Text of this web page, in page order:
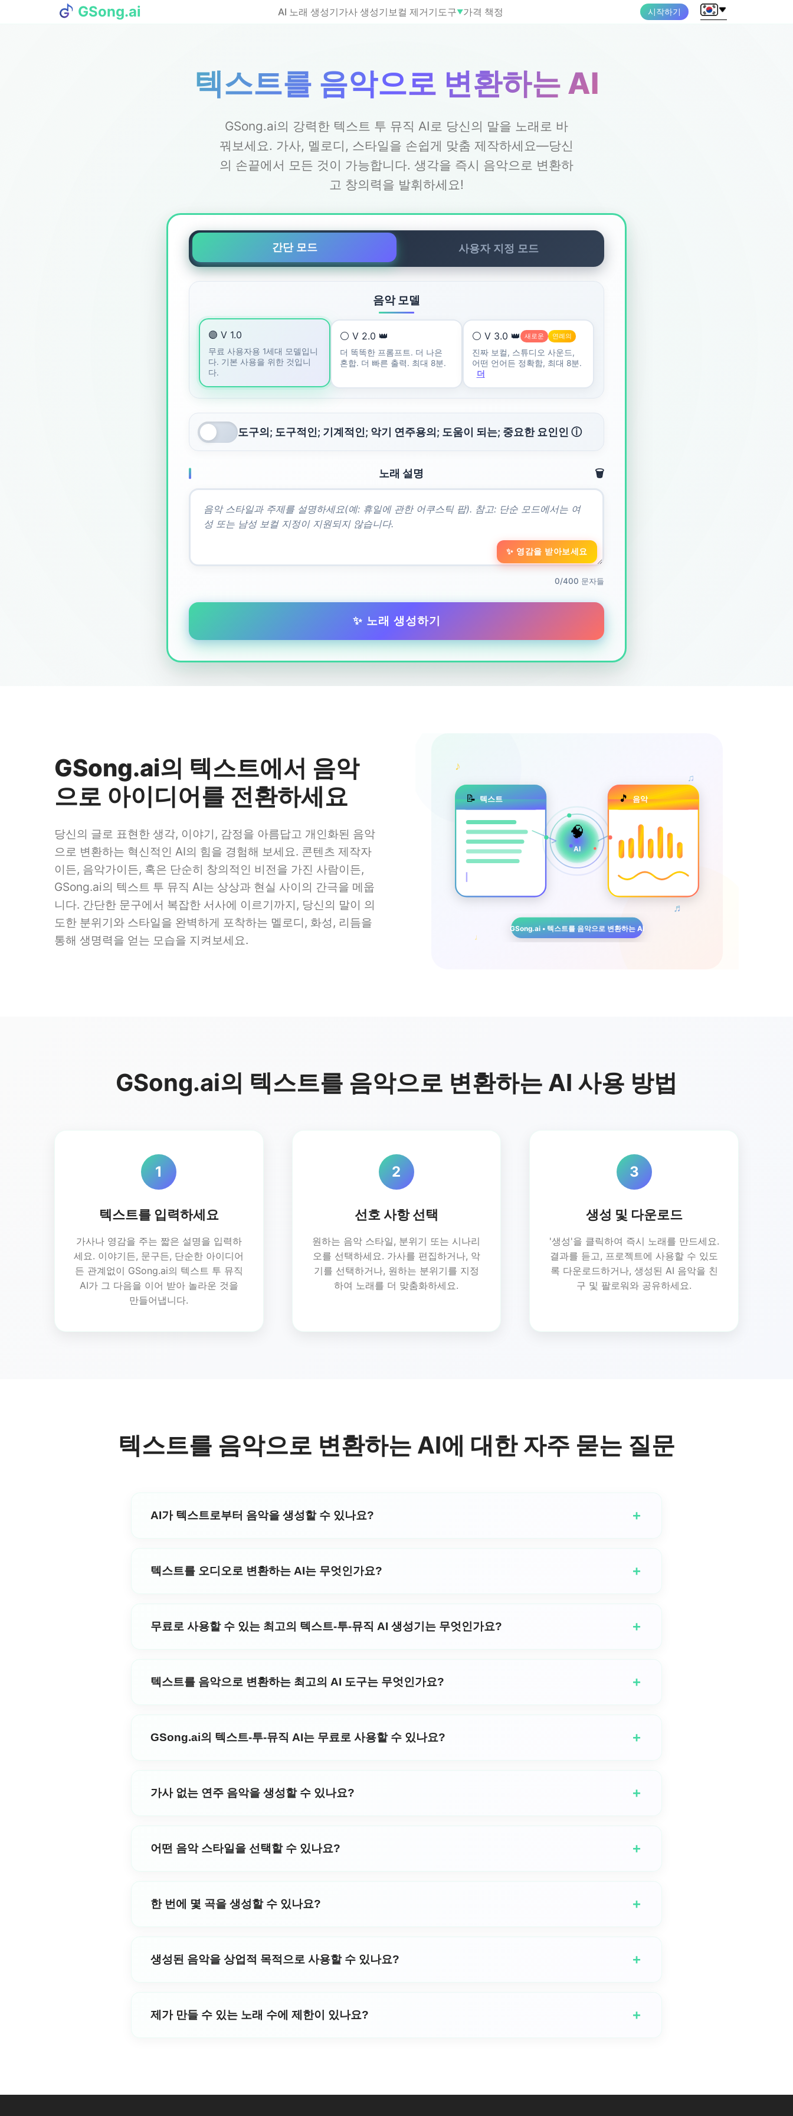
GSong.ai AI 노래 생성기가사 생성기 보컬 제거기 도구▼가격 책정 시작하기
텍스트를 음악으로 변환하는 AI
GSong.ai의 강력한 텍스트 투 뮤직 AI로 당신의 말을 노래로 바
꿔보세요. 가사, 멜로디, 스타일을 손쉽게 맞춤 제작하세요—당신
의 손끝에서 모든 것이 가능합니다. 생각을 즉시 음악으로 변환하
고 창의력을 발휘하세요!
간단 모드 사용자 지정 모드
음악 모델
🟣 V 1.0
무료 사용자용 1세대 모델입니
다. 기본 사용을 위한 것입니
다.
⚪ V 2.0 👑
더 똑똑한 프롬프트. 더 나은
혼합. 더 빠른 출력. 최대 8분.
⚪ V 3.0 👑 새로운 연례의
진짜 보컬, 스튜디오 사운드,
어떤 언어든 정확함, 최대 8분.
더
도구의; 도구적인; 기계적인; 악기 연주용의; 도움이 되는; 중요한 요인인 ⓘ
노래 설명 🗑️
✨ 영감을 받아보세요
0/400 문자들
✨ 노래 생성하기
GSong.ai의 텍스트에서 음악
으로 아이디어를 전환하세요
당신의 글로 표현한 생각, 이야기, 감정을 아름답고 개인화된 음악
으로 변환하는 혁신적인 AI의 힘을 경험해 보세요. 콘텐츠 제작자
이든, 음악가이든, 혹은 단순히 창의적인 비전을 가진 사람이든,
GSong.ai의 텍스트 투 뮤직 AI는 상상과 현실 사이의 간극을 메웁
니다. 간단한 문구에서 복잡한 서사에 이르기까지, 당신의 말이 의
도한 분위기와 스타일을 완벽하게 포착하는 멜로디, 화성, 리듬을
통해 생명력을 얻는 모습을 지켜보세요.
📝 텍스트
🧠
AI
🎵 음악
GSong.ai • 텍스트를 음악으로 변환하는 AI
♪
♫
GSong.ai의 텍스트를 음악으로 변환하는 AI 사용 방법
1
텍스트를 입력하세요
가사나 영감을 주는 짧은 설명을 입력하
세요. 이야기든, 문구든, 단순한 아이디어
든 관계없이 GSong.ai의 텍스트 투 뮤직
AI가 그 다음을 이어 받아 놀라운 것을
만들어냅니다.
2
선호 사항 선택
원하는 음악 스타일, 분위기 또는 시나리
오를 선택하세요. 가사를 편집하거나, 악
기를 선택하거나, 원하는 분위기를 지정
하여 노래를 더 맞춤화하세요.
3
생성 및 다운로드
'생성'을 클릭하여 즉시 노래를 만드세요.
결과를 듣고, 프로젝트에 사용할 수 있도
록 다운로드하거나, 생성된 AI 음악을 친
구 및 팔로워와 공유하세요.
텍스트를 음악으로 변환하는 AI에 대한 자주 묻는 질문
AI가 텍스트로부터 음악을 생성할 수 있나요? +
니다. 당사의 최첨단 기술은 텍스트의 감정적 톤과 의미를 분석하여 귀하가 의도한 분위기와 진정으로 공명하는 음악을 만듭니
확인해 보세요.
텍스트를 오디오로 변환하는 AI는 무엇인가요? +
을 포함한 완전한 노래를 만들어냅니다. 당사의 플랫폼은 사용자의 단어에서 감정, 스타일 및 구조를 해석하여 이를 전문 품질
를 경험해 보세요.
무료로 사용할 수 있는 최고의 텍스트-투-뮤직 AI 생성기는 무엇인가요? +
대안과 달리 GSong.ai는 사용자가 금전적 제약 없이 창의력을 탐구할 수 있도록 하여 취미 활동가, 교육자 및 예비 음악가에게
텍스트를 음악으로 변환하는 최고의 AI 도구는 무엇인가요? +
목적의 AI를 탐색하는 사람이든, 우리 도구는 감정, 리듬 및 문맥을 분석하여 조화로운 작곡을 만들어 귀하의 필요에 맞게 적응
GSong.ai의 텍스트-투-뮤직 AI는 무료로 사용할 수 있나요? +
용자에게는 저렴한 구독 플랜을 제공합니다. 그러나 무료 등급으로도 당신의 말을 음악으로 바꾸는 마법을 경험하는 데 필요한
가사 없는 연주 음악을 생성할 수 있나요? +
오 콘텐츠, 팟캐스트 또는 기악 반주가 필요한 모든 프로젝트에 완벽합니다.
어떤 음악 스타일을 선택할 수 있나요? +
타입을 선택하거나 특정 악기를 선택할 수도 있습니다. 당사의 AI는 자연어 설명을 이해하므로 원하는 것을 간단히 묘사하기만
한 번에 몇 곡을 생성할 수 있나요? +
생성된 음악을 상업적 목적으로 사용할 수 있나요? +
독(Monthly) 사용자와 개인 사용자(Individual)는 생성된 음악을 개인 목적으로만 사용할 수 있으며 상업적 사용은 허용되지
제가 만들 수 있는 노래 수에 제한이 있나요? +